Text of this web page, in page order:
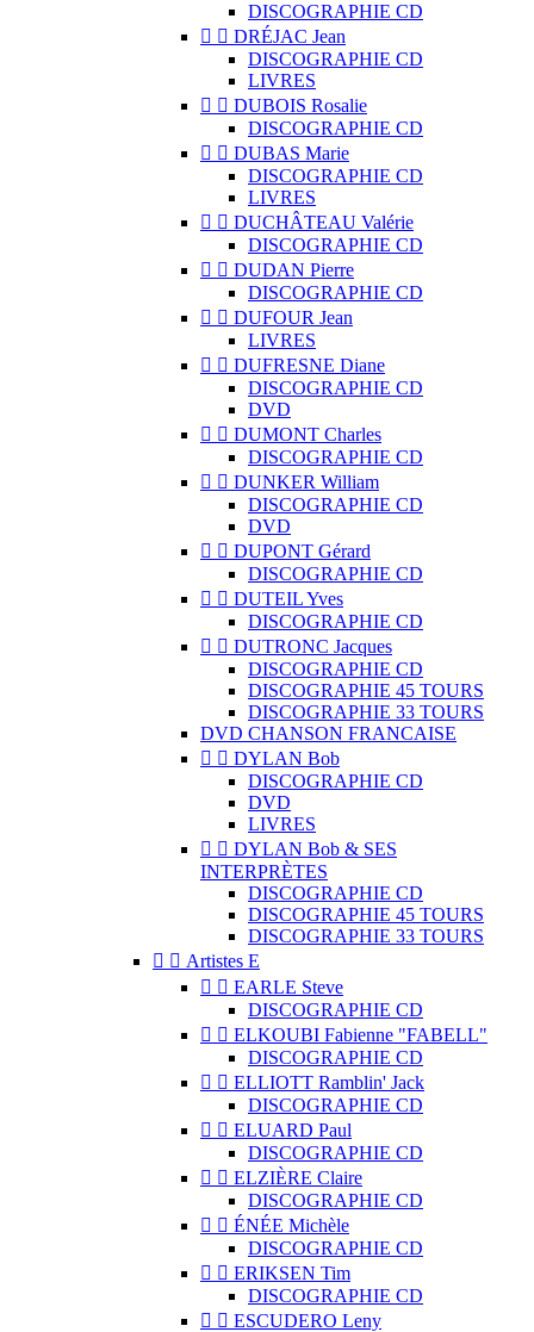
DISCOGRAPHIE CD
  DRÉJAC Jean
DISCOGRAPHIE CD
LIVRES
  DUBOIS Rosalie
DISCOGRAPHIE CD
  DUBAS Marie
DISCOGRAPHIE CD
LIVRES
  DUCHÂTEAU Valérie
DISCOGRAPHIE CD
  DUDAN Pierre
DISCOGRAPHIE CD
  DUFOUR Jean
LIVRES
  DUFRESNE Diane
DISCOGRAPHIE CD
DVD
  DUMONT Charles
DISCOGRAPHIE CD
  DUNKER William
DISCOGRAPHIE CD
DVD
  DUPONT Gérard
DISCOGRAPHIE CD
  DUTEIL Yves
DISCOGRAPHIE CD
  DUTRONC Jacques
DISCOGRAPHIE CD
DISCOGRAPHIE 45 TOURS
DISCOGRAPHIE 33 TOURS
DVD CHANSON FRANCAISE
  DYLAN Bob
DISCOGRAPHIE CD
DVD
LIVRES
  DYLAN Bob & SES
INTERPRÈTES
DISCOGRAPHIE CD
DISCOGRAPHIE 45 TOURS
DISCOGRAPHIE 33 TOURS
  Artistes E
  EARLE Steve
DISCOGRAPHIE CD
  ELKOUBI Fabienne "FABELL"
DISCOGRAPHIE CD
  ELLIOTT Ramblin' Jack
DISCOGRAPHIE CD
  ELUARD Paul
DISCOGRAPHIE CD
  ELZIÈRE Claire
DISCOGRAPHIE CD
  ÉNÉE Michèle
DISCOGRAPHIE CD
  ERIKSEN Tim
DISCOGRAPHIE CD
  ESCUDERO Leny